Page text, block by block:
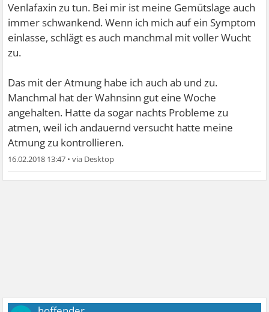
Venlafaxin zu tun. Bei mir ist meine Gemütslage auch
immer schwankend. Wenn ich mich auf ein Symptom
einlasse, schlägt es auch manchmal mit voller Wucht
zu.
Das mit der Atmung habe ich auch ab und zu.
Manchmal hat der Wahnsinn gut eine Woche
angehalten. Hatte da sogar nachts Probleme zu
atmen, weil ich andauernd versucht hatte meine
Atmung zu kontrollieren.
16.02.2018 13:47 •